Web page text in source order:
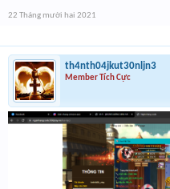
22 Tháng mười hai 2021
th4nth04jkut30nljn3
Member Tích Cực